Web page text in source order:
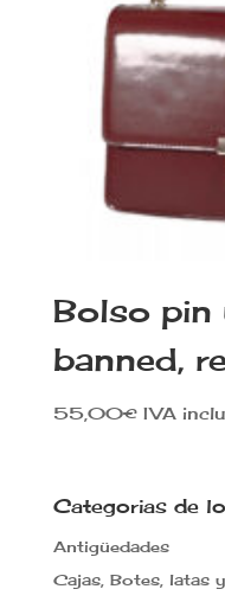
Bolso pin
banned,
55,00€ IVA
Categorias de
Antigüedades
Cajas, Botes, latas